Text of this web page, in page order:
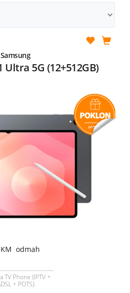
Samsung
Ultra 5G (12+512GB)
KM odmah
TV Phone (IPTV +
+ POTS)